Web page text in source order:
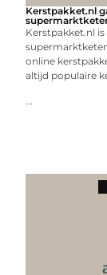
Kerstpakket.nl
Kerstpakket.nl
online
altijd populaire
...